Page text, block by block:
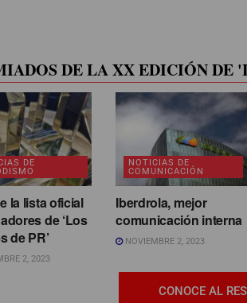
DE LA XX EDICIÓN DE
DE
la lista oficial
de ‘Los
de PR’
2, 2023
NOTICIAS DE
COMUNICACIÓN
Iberdrola, mejor
comunicación interna
NOVIEMBRE 2, 2023
CONOCE AL